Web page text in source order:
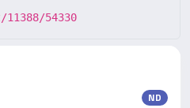
54330
ND